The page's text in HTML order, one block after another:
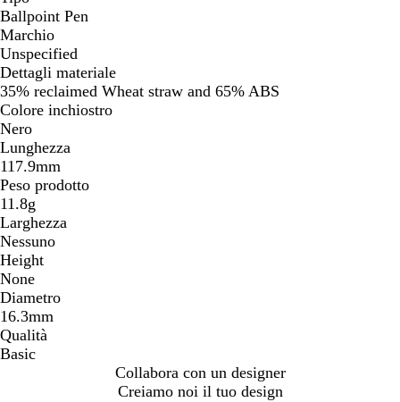
Ballpoint Pen
Marchio
Unspecified
Dettagli materiale
35% reclaimed Wheat straw and 65% ABS
Colore inchiostro
Nero
Lunghezza
117.9mm
Peso prodotto
11.8g
Larghezza
Nessuno
Height
None
Diametro
16.3mm
Qualità
Basic
Collabora con un designer
Creiamo noi il tuo design